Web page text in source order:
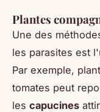
Plantes
Une des
les parasites est
Par exemple,
tomates peut
les capucines